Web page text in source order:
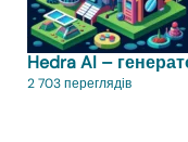
Hedra AI –
2 703 переглядів